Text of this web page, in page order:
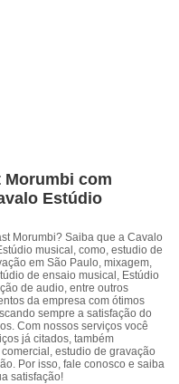
com
Estúdio
Morumbi? Saiba que a Cavalo
musical, como, estudio de
em São Paulo, mixagem,
de ensaio musical, Estúdio
de audio, entre outros
da empresa com ótimos
sempre a satisfação do
Com nossos serviços você
já citados, também
estudio de gravação
Por isso, fale conosco e saiba
satisfação!